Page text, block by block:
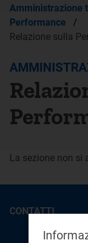
Amministrazione
Performance
/
Relazione sulla
La sezione non si
CONTATTI